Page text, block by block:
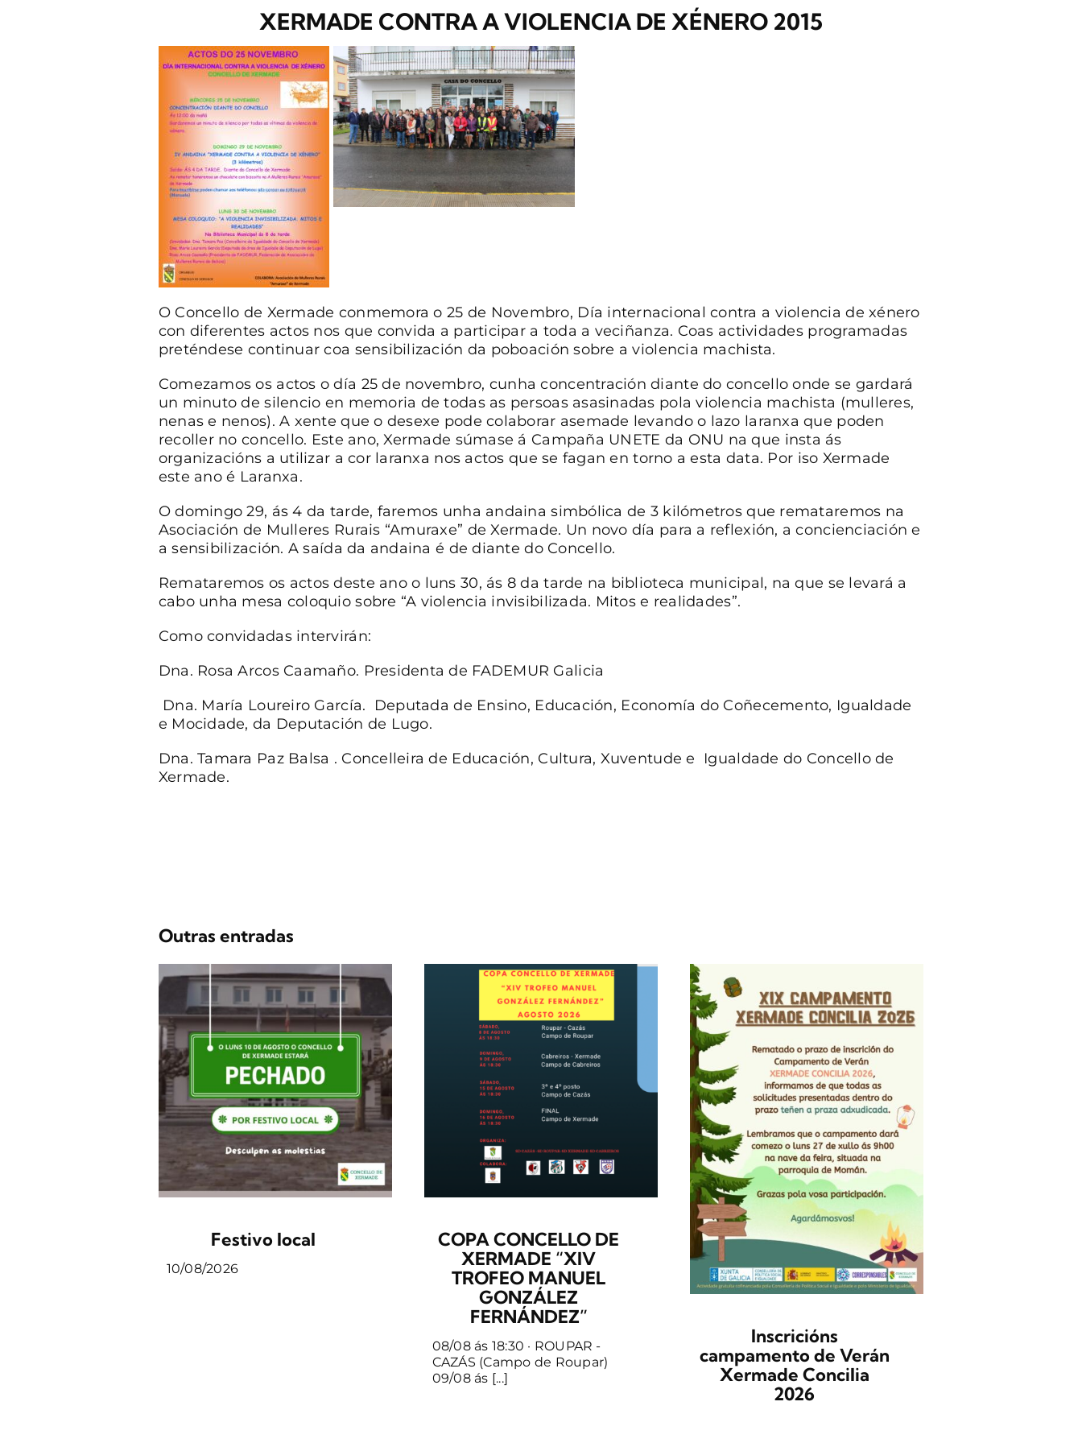
XERMADE CONTRA A VIOLENCIA DE XÉNERO 2015
O Concello de Xermade conmemora o 25 de Novembro, Día internacional contra a violencia de xénero
con diferentes actos nos que convida a participar a toda a veciñanza. Coas actividades programadas
preténdese continuar coa sensibilización da poboación sobre a violencia machista.
Comezamos os actos o día 25 de novembro, cunha concentración diante do concello onde se gardará
un minuto de silencio en memoria de todas as persoas asasinadas pola violencia machista (mulleres,
nenas e nenos). A xente que o desexe pode colaborar asemade levando o lazo laranxa que poden
recoller no concello. Este ano, Xermade súmase á Campaña UNETE da ONU na que insta ás
organizacións a utilizar a cor laranxa nos actos que se fagan en torno a esta data. Por iso Xermade
este ano é Laranxa.
O domingo 29, ás 4 da tarde, faremos unha andaina simbólica de 3 kilómetros que remataremos na
Asociación de Mulleres Rurais “Amuraxe” de Xermade. Un novo día para a reflexión, a concienciación e
a sensibilización. A saída da andaina é de diante do Concello.
Remataremos os actos deste ano o luns 30, ás 8 da tarde na biblioteca municipal, na que se levará a
cabo unha mesa coloquio sobre “A violencia invisibilizada. Mitos e realidades”.
Como convidadas intervirán:
Dna. Rosa Arcos Caamaño. Presidenta de FADEMUR Galicia
Dna. María Loureiro García. Deputada de Ensino, Educación, Economía do Coñecemento, Igualdade
e Mocidade, da Deputación de Lugo.
Dna. Tamara Paz Balsa . Concelleira de Educación, Cultura, Xuventude e Igualdade do Concello de
Xermade.
Outras entradas
Festivo local
10/08/2026
COPA CONCELLO DE
XERMADE “XIV
TROFEO MANUEL
GONZÁLEZ
FERNÁNDEZ”
08/08 ás 18:30 · ROUPAR -
CAZÁS (Campo de Roupar)
09/08 ás [...]
Inscricións
campamento de Verán
Xermade Concilia
2026